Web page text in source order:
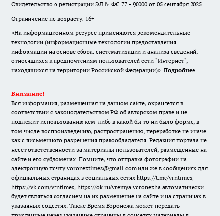
Свидетельство о регистрации ЭЛ № ФС 77 - 90000 от 05 сентября 2025
Ограничение по возрасту: 16+
«На информационном ресурсе применяются рекомендательные
технологии (информационные технологии предоставления
информации на основе сбора, систематизации и анализа сведений,
относящихся к предпочтениям пользователей сети "Интернет",
находящихся на территории Российской Федерации)». Подробнее
Внимание!
Вся информация, размещенная на данном сайте, охраняется в
соответствии с законодательством РФ об авторском праве и не
подлежит использованию кем-либо в какой бы то ни было форме, в
том числе воспроизведению, распространению, переработке не иначе
как с письменного разрешения правообладателя. Редакция портала не
несет ответственности за материалы пользователей, размещенные на
сайте и его субдоменах. Помните, что отправка фотографии на
электронную почту voroneztimes@gmail.com или же в сообщениях для
официальных страницах в социальных сетях https://t.me/vrntimes,
https://vk.com/vrntimes, https://ok.ru/vremya.voronezha автоматически
будет являться согласием на их размещение на сайте и на страницах в
указанных соцсетях. Также Время Воронежа может передать